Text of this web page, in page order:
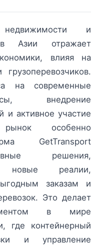
и
в Азии отражает
влияя на
на современные
внедрение
и активное участие
особенно
GetTransport
решения,
новые реалии,
заказам и
Это делает
в мире
где контейнерный
и управление